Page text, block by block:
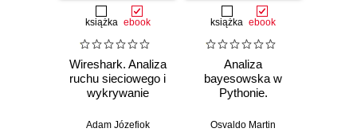
książka ebook
Wireshark. Analiza
ruchu sieciowego i
wykrywanie
Adam Józefiok
książka ebook
Analiza
bayesowska w
Pythonie.
przewodnik po
Osvaldo Martin